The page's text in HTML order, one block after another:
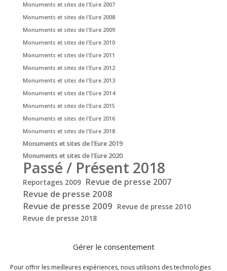
Gérer le consentement
Pour offrir les meilleures expériences, nous utilisons des technologies
Monuments et sites de l'Eure 2007
Monuments et sites de l'Eure 2008
Monuments et sites de l'Eure 2009
Monuments et sites de l'Eure 2010
Monuments et sites de l'Eure 2011
Monuments et sites de l'Eure 2012
Monuments et sites de l'Eure 2013
Monuments et sites de l'Eure 2014
Monuments et sites de l'Eure 2015
Monuments et sites de l'Eure 2016
Monuments et sites de l'Eure 2018
Monuments et sites de l'Eure 2019
Monuments et sites de l'Eure 2020
Passé / Présent 2018
Reportages 2009 Revue de presse 2007
Revue de presse 2008
Revue de presse 2009 Revue de presse 2010
Revue de presse 2018